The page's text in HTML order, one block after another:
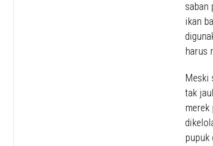
saban
ikan
harus
Meski
tak
merek
pupuk